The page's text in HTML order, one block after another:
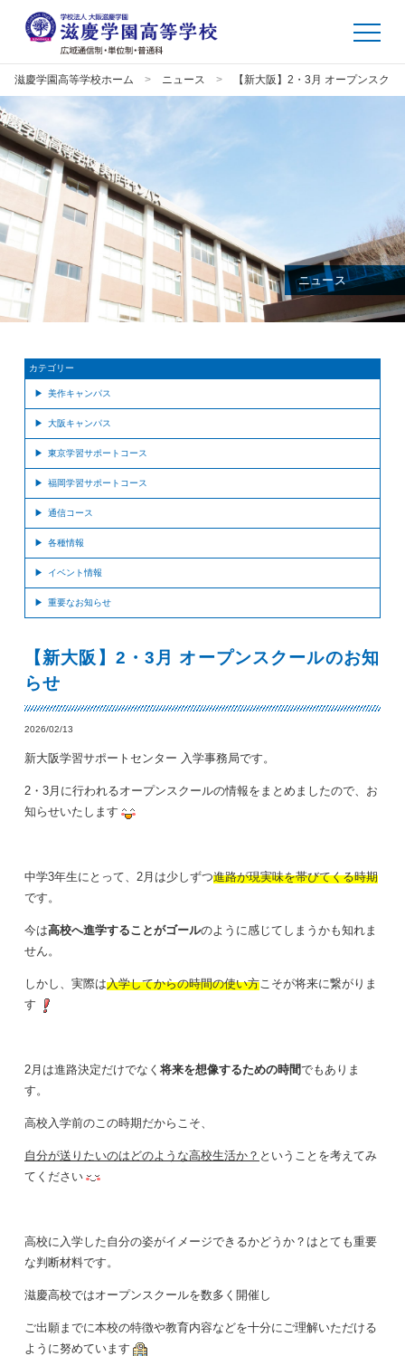
滋慶学園高等学校ホーム ニュース 【新大阪】2・3月 オープンスク
ニュース
カテゴリー
美作キャンパス
大阪キャンパス
東京学習サポートコース
福岡学習サポートコース
通信コース
各種情報
イベント情報
重要なお知らせ
【新大阪】2・3月 オープンスクールのお知
らせ
2026/02/13
新大阪学習サポートセンター 入学事務局です。
2・3月に行われるオープンスクールの情報をまとめましたので、お
知らせいたします
中学3年生にとって、2月は少しずつ進路が現実味を帯びてくる時期
です。
今は高校へ進学することがゴールのように感じてしまうかも知れま
せん。
しかし、実際は入学してからの時間の使い方こそが将来に繋がりま
す
2月は進路決定だけでなく 将来を想像するための時間でもありま
す。
高校入学前のこの時期だからこそ、
自分が送りたいのはどのような高校生活か？ ということを考えてみ
てください
高校に入学した自分の姿がイメージできるかどうか？ はとても重要
な判断材料です。
滋慶高校ではオープンスクールを数多く開催し
ご出願までに本校の特徴や教育内容などを十分にご理解いただける
ように努めています